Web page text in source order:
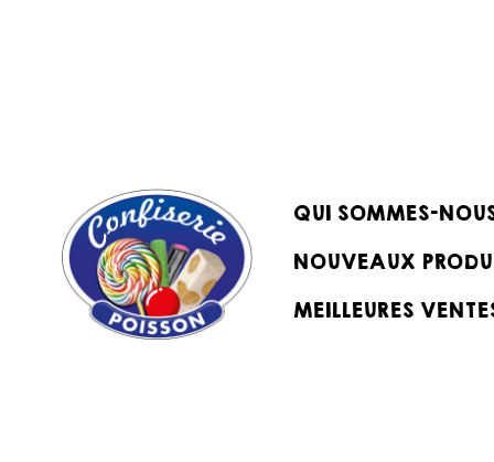
QUI SOMMES-
NOUVEAUX
MEILLEURES